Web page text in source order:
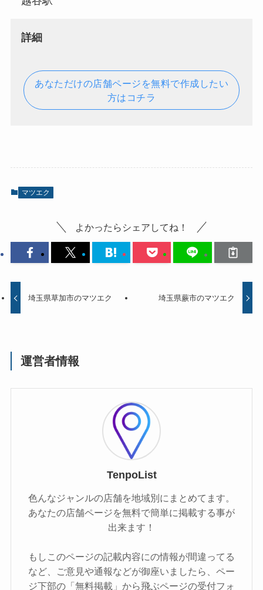
詳細
あなただけの店舗ページを無料で作成したい
方はコチラ
マツエク
よかったらシェアしてね！
埼玉県草加市のマツエク 埼玉県蕨市のマツエク
運営者情報
TenpoList
色んなジャンルの店舗を地域別にまとめてます。
あなたの店舗ページを無料で簡単に掲載する事が
出来ます！
もしこのページの記載内容にの情報が間違ってる
など、ご意見や通報などが御座いましたら、ペー
ジ下部の「無料掲載」から飛ぶページの受付フォ